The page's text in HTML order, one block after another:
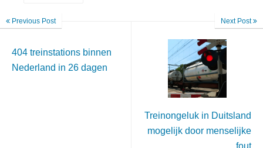
Previous Post
404 treinstations binnen
Nederland in 26 dagen
Next Post
Treinongeluk in Duitsland
mogelijk door menselijke
fout